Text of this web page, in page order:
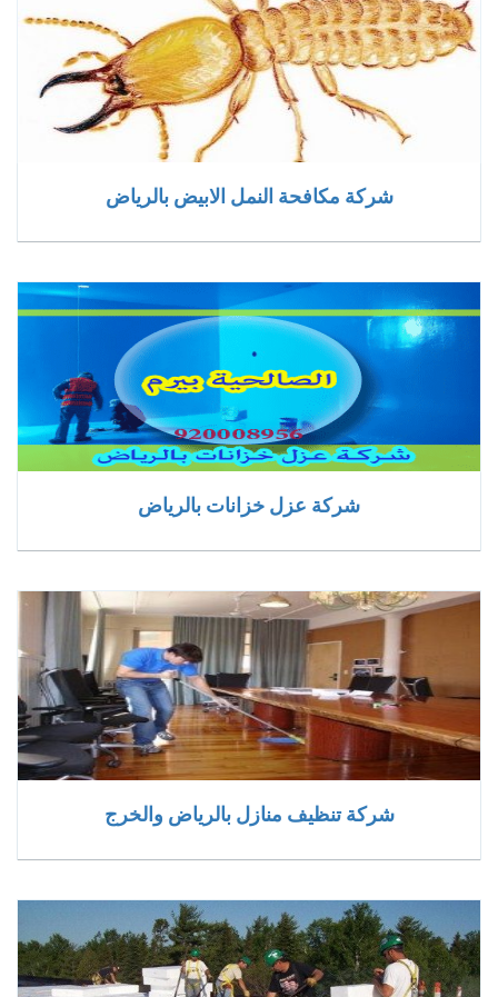
شركة مكافحة النمل الابيض بالرياض
شركة عزل خزانات بالرياض
شركة تنظيف منازل بالرياض والخرج